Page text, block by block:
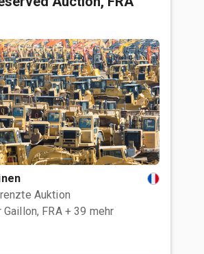
Auktion
FRA + 39 mehr